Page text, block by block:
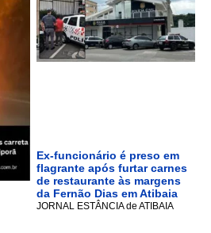
Ex-funcionário é preso em
flagrante após furtar carnes
de restaurante às margens
da Fernão Dias em Atibaia
JORNAL ESTÂNCIA de ATIBAIA